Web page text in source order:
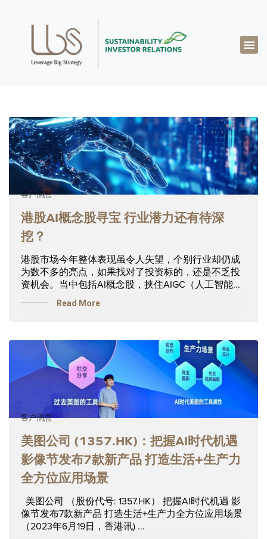
客户消息
港股AI概念股寻宝 行业潜力还有待深
挖？
港股市场今年整体表现虽令人失望，个别行业却仍成
为数不多的亮点，如果找对了投资标的，还是不乏投
资机会。当中包括AI概念股，挟住AIGC（人工智能...
Read More
客户消息
美图公司 (1357.HK)：把握AI时代机遇
影像节发布7款新产品 打造生活+生产力
全方位应用场景
美图公司 （股份代号: 1357.HK） 把握AI时代机遇 影
像节发布7款新产品 打造生活+生产力全方位应用场景
（2023年6月19日，香港讯) ...